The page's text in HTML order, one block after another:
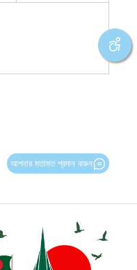
আপনার মতামত প্রদান করুন